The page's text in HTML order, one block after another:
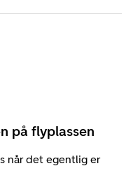
på flyplassen
når det egentlig er